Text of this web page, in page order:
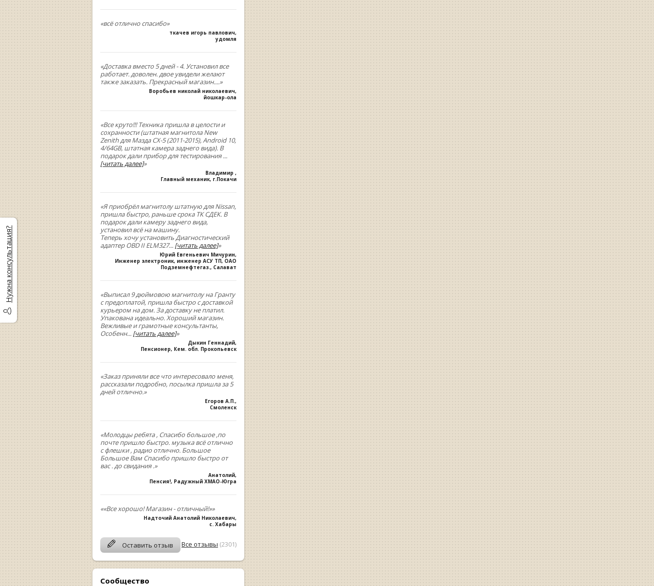
«всё отлично спасибо»
ткачев игорь павлович,
удомля
«Доставка вместо 5 дней - 4. Установил все
работает. доволен. двое увидели желают
также заказать. Прекрасный магазин....»
Воробьев николай николаевич,
йошкар-ола
«Все круто!!! Техника пришла в целости и
сохранности (штатная магнитола New
Zenith для Мазда СХ-5 (2011-2015), Android 10,
4/64GB, штатная камера заднего вида). В
подарок дали прибор для тестирования...
[читать далее]»
Владимир ,
Главный механик, г.Покачи
«Я приобрёл магнитолу штатную для Nissan,
пришла быстро, раньше срока ТК СДЕК. В
подарок дали камеру заднего вида,
установил всё на машину.
Теперь хочу установить Диагностический
адаптер OBD II ELM327... [читать далее]»
Юрий Евгеньевич Мичурин,
Инженер электроник, инженер АСУ ТП, ОАО
Подземнефтегаз., Салават
«Выписал 9 дюймовою магнитолу на Гранту
с предоплатой, пришла быстро с доставкой
курьером на дом. За доставку не платил.
Упакована идеально. Хороший магазин.
Вежливые и грамотные консультанты,
Особенн... [читать далее]»
Дыкин Геннадий,
Пенсионер, Кем. обл. Прокопьевск
«Заказ приняли все что интересовало меня,
рассказали подробно, посылка пришла за 5
дней отлично.»
Егоров А.П.,
Смоленск
«Молодцы ребята , Спасибо большое ,по
почте пришло быстро. музыка всё отлично
с флешки , радио отлично. Большое
Большое Вам Спасибо пришло быстро от
вас . до свидания .»
Анатолий,
Пенсия!, Радужный ХМАО-Югра
««Все хорошо! Магазин - отличный!»»
Надточий Анатолий Николаевич,
с. Хабары
Оставить отзыв Все отзывы (2301)
Сообщество
Нужна консультация?